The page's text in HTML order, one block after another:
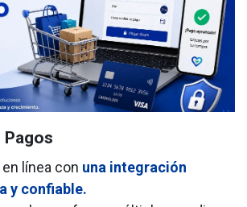
Pagos
línea con una integración
y confiable.